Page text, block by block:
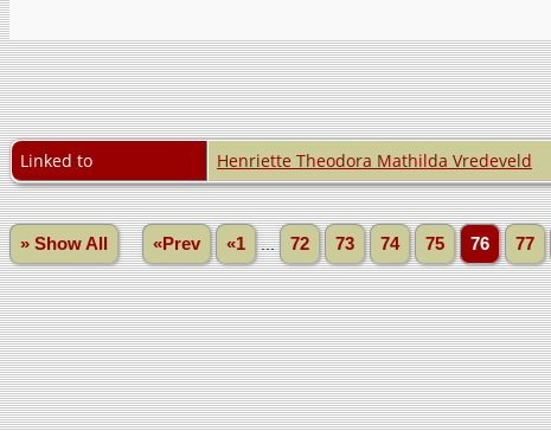
Linked to Henriette Theodora Mathilda Vredeveld
» Show All «Prev «1 ... 72 73 74 75 76 77